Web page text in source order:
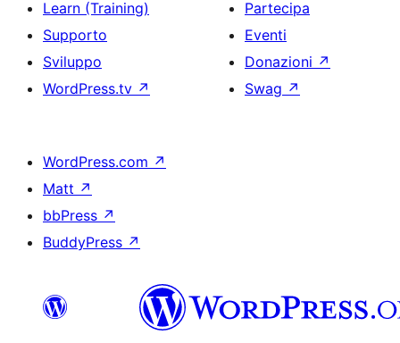
Learn (Training)
Supporto
Sviluppo
WordPress.tv ↗
Partecipa
Eventi
Donazioni ↗
Swag ↗
WordPress.com ↗
Matt ↗
bbPress ↗
BuddyPress ↗